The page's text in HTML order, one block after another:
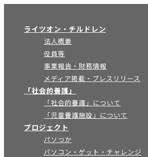
ライツオン・チルドレン
法人概要
役員等
事業報告・財務情報
メディア掲載・プレスリリース
「社会的養護」
「社会的養護」について
「児童養護施設」について
プロジェクト
パソつか
パソコン・ゲット・チャレンジ